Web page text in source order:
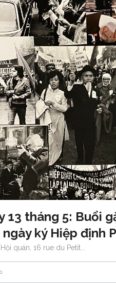
13 tháng 5: Buổi
ký Hiệp định
quán, 16 rue du Petit
0